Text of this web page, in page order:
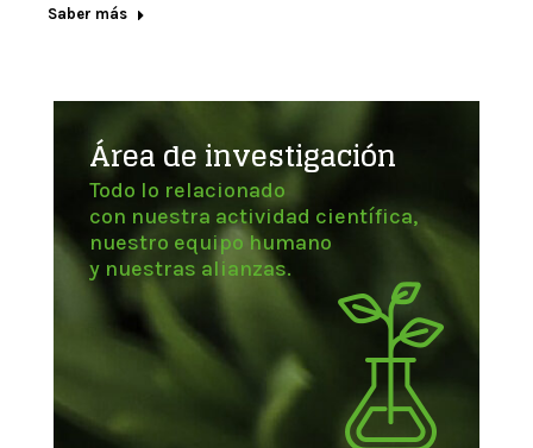
Saber más
Área de investigación
Todo lo relacionado
con nuestra actividad científica,
nuestro equipo humano
y nuestras alianzas.